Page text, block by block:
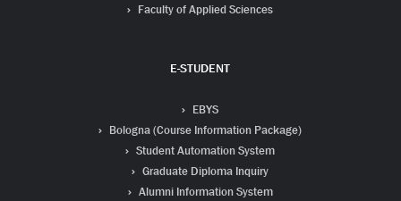
Faculty of Applied Sciences
E-STUDENT
EBYS
Bologna (Course Information Package)
Student Automation System
Graduate Diploma Inquiry
Alumni Information System